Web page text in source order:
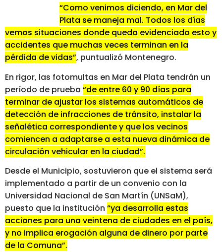
“Como venimos diciendo, en Mar del
Plata se maneja mal. Todos los días
vemos situaciones donde queda evidenciado esto y
accidentes que muchas veces terminan en la
pérdida de vidas”, puntualizó Montenegro.
En rigor, las fotomultas en Mar del Plata tendrán un
período de prueba “de entre 60 y 90 días para
terminar de ajustar los sistemas automáticos de
detección de infracciones de tránsito, instalar la
señalética correspondiente y que los vecinos
comiencen a adaptarse a esta nueva dinámica de
circulación vehicular en la ciudad”.
Desde el Municipio, sostuvieron que el sistema será
implementado a partir de un convenio con la
Universidad Nacional de San Martín (UNSaM),
puesto que la institución “ya desarrolla estas
acciones para una veintena de ciudades en el país,
y no implica erogación alguna de dinero por parte
de la Comuna”.